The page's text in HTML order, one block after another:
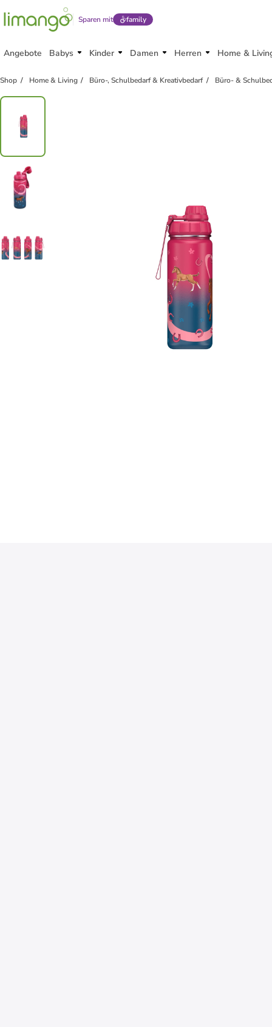
Sparen mit family
Angebote Babys Kinder Damen Herren Home &
Shop Home & Living Büro-, Schulbedarf & Kreativbedarf Büro- &